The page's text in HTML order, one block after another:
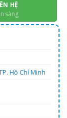
HỆ
sàng
Hồ Chí Minh